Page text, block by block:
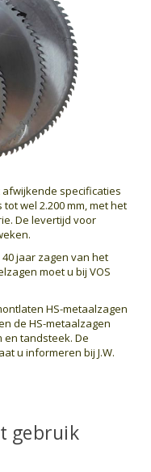
afwijkende specificaties
wel 2.200 mm, met het
De levertijd voor
40 jaar zagen van het
moet u bij VOS
HS-metaalzagen
de HS-metaalzagen
tandsteek. De
u informeren bij J.W.
gebruik